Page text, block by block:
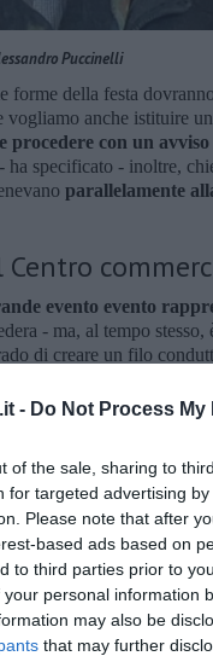
- Do Not Process
of the sale, sharing to
for targeted advertising
Please note that after
based ads based on
to third parties prior to
personal information
may also be
that may further
Puccinelli
forme della festa
vogliamo anche istituire
procedere con un
specificato - inoltre,
parallelamente
evento evento
- ma, al tempo stesso,
di creare un filo
alla Notte